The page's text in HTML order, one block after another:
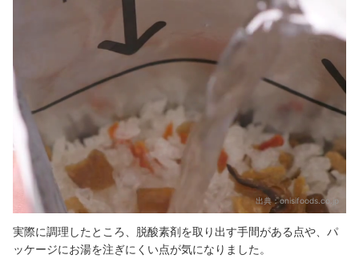
出典：onisifoods.co.jp
実際に調理したところ、脱酸素剤を取り出す手間がある点や、パ
ッケージにお湯を注ぎにくい点が気になりました。